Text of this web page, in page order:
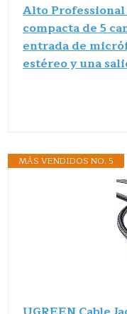
Alto Professional
compacta de 5
entrada de
estéreo y una
MÁS VENDIDOS NO. 5